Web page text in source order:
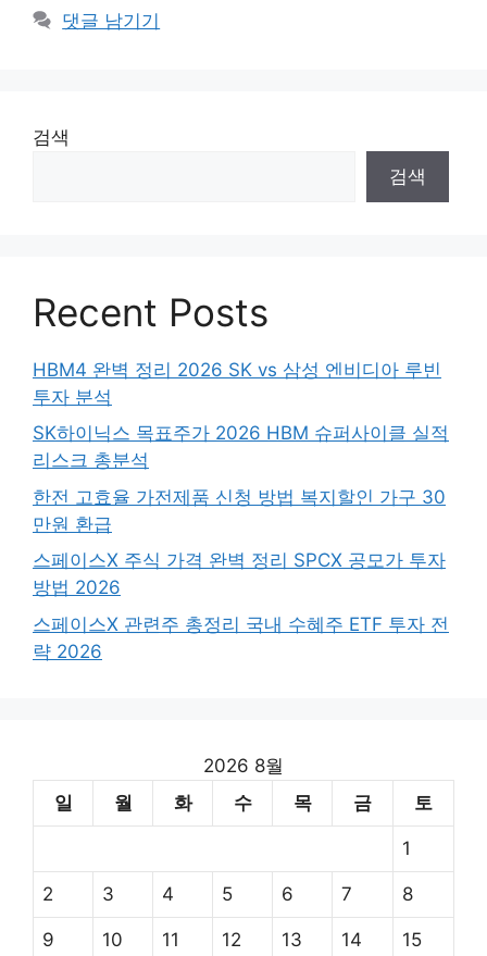
댓글 남기기
검색
검색
Recent Posts
HBM4 완벽 정리 2026 SK vs 삼성 엔비디아 루빈
투자 분석
SK하이닉스 목표주가 2026 HBM 슈퍼사이클 실적
리스크 총분석
한전 고효율 가전제품 신청 방법 복지할인 가구 30
만원 환급
스페이스X 주식 가격 완벽 정리 SPCX 공모가 투자
방법 2026
스페이스X 관련주 총정리 국내 수혜주 ETF 투자 전
략 2026
2026 8월
일
월 화 수 목 금 토
1
2 3 4 5 6 7 8
9 10 11 12 13 14 15